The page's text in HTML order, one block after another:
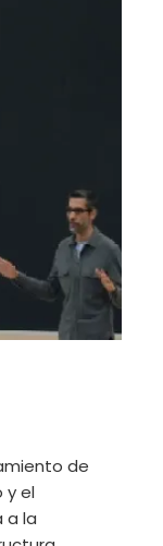
de
y el
a la